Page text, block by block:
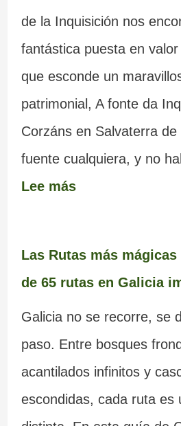
de la Inquisición nos
fantástica puesta en
que esconde un
patrimonial, A fonte da
Corzáns en Salvaterra
fuente cualquiera, y no
Lee más
Las Rutas más
de 65 rutas en Galicia
Galicia no se recorre, se
paso. Entre bosques
acantilados infinitos y
escondidas, cada ruta es